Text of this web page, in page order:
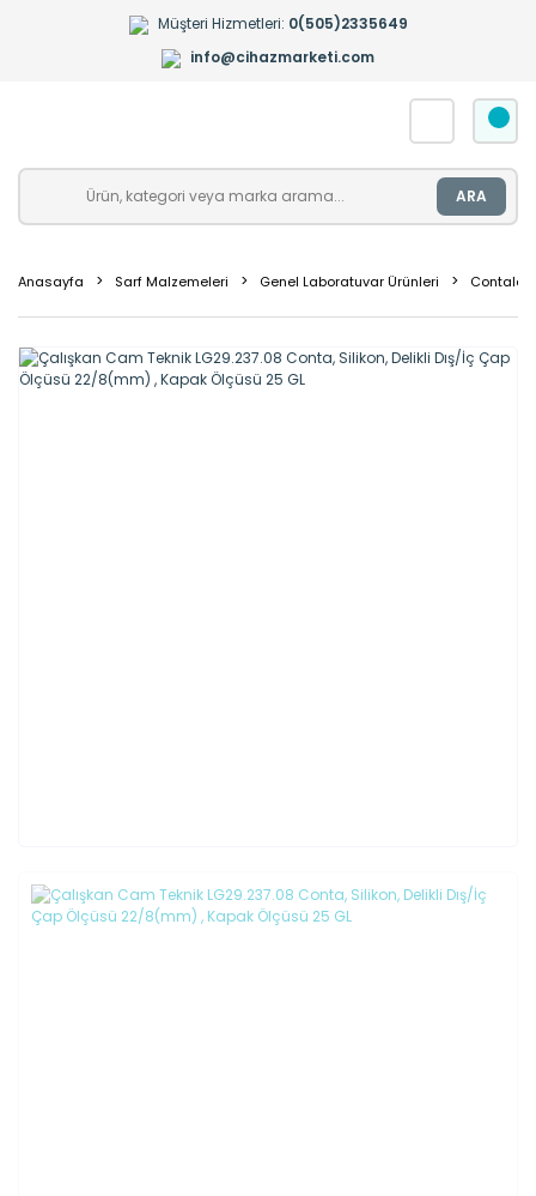
Müşteri Hizmetleri: 0(505)2335649
info@cihazmarketi.com
ARA
Anasayfa Sarf Malzemeleri Genel Laboratuvar Ürünleri Contalar